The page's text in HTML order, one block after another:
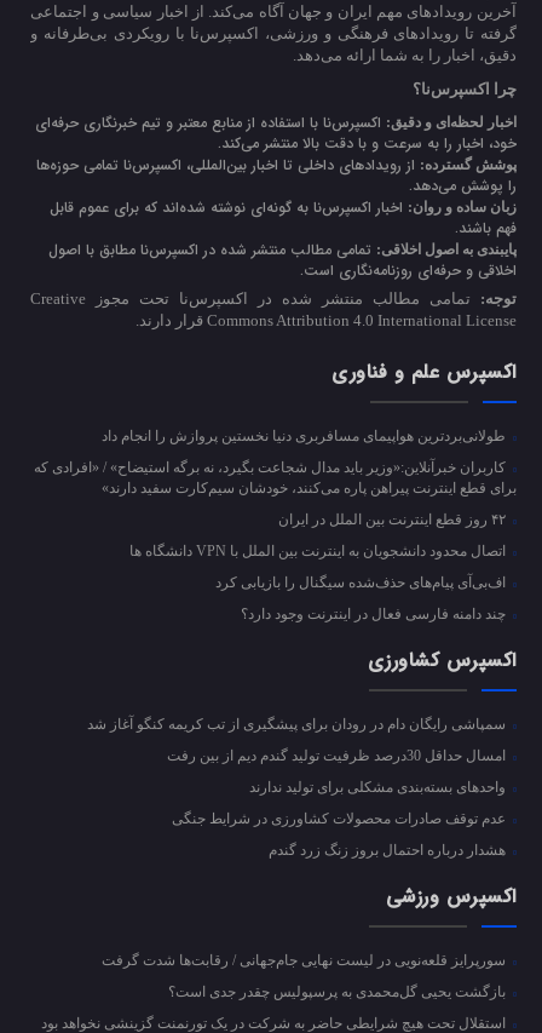
آخرین رویدادهای مهم ایران و جهان آگاه می‌کند. از اخبار سیاسی و اجتماعی
گرفته تا رویدادهای فرهنگی و ورزشی، اکسپرس‌نا با رویکردی بی‌طرفانه و
دقیق، اخبار را به شما ارائه می‌دهد.
چرا اکسپرس‌نا؟
اخبار لحظه‌ای و دقیق: اکسپرس‌نا با استفاده از منابع معتبر و تیم خبرنگاری حرفه‌ای
خود، اخبار را به سرعت و با دقت بالا منتشر می‌کند.
پوشش گسترده: از رویدادهای داخلی تا اخبار بین‌المللی، اکسپرس‌نا تمامی حوزه‌ها
را پوشش می‌دهد.
زبان ساده و روان: اخبار اکسپرس‌نا به گونه‌ای نوشته شده‌اند که برای عموم قابل
فهم باشند.
پایبندی به اصول اخلاقی: تمامی مطالب منتشر شده در اکسپرس‌نا مطابق با اصول
اخلاقی و حرفه‌ای روزنامه‌نگاری است.
توجه:
تمامی مطالب منتشر شده در اکسپرس‌نا تحت مجوز Creative
Commons Attribution 4.0 International License قرار دارند.
اکسپرس علم و فناوری
طولانی‌بردترین هواپیمای مسافربری دنیا نخستین پروازش را انجام داد
کاربران خبرآنلاین:«وزیر باید مدال شجاعت بگیرد، نه برگه استیضاح» / «افرادی که
برای قطع اینترنت پیراهن پاره می‌کنند، خودشان سیم‌کارت سفید دارند»
۴۲ روز قطع اینترنت بین الملل در ایران
اتصال محدود دانشجویان به اینترنت بین الملل با VPN دانشگاه ها
اف‌بی‌آی پیام‌های حذف‌شده سیگنال را بازیابی کرد
چند دامنه فارسی فعال در اینترنت وجود دارد؟
اکسپرس کشاورزی
سمپاشی رایگان دام در رودان برای پیشگیری از تب کریمه کنگو آغاز شد
امسال حداقل 30درصد ظرفیت تولید گندم دیم از بین رفت
واحد‌های بسته‌بندی مشکلی برای تولید ندارند
عدم توقف صادرات محصولات کشاورزی در شرایط جنگی
هشدار درباره احتمال بروز زنگ زرد گندم
اکسپرس ورزشی
سورپرایز قلعه‌نویی در لیست نهایی جام‌جهانی / رقابت‌ها شدت گرفت
بازگشت یحیی گل‌محمدی به پرسپولیس چقدر جدی است؟
استقلال تحت هیچ شرایطی حاضر به شرکت در یک تورنمنت گزینشی نخواهد بود